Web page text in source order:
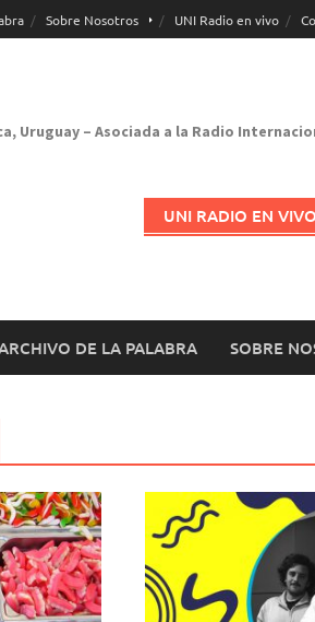
Sobre Nosotros UNI Radio en vivo
Uruguay – Asociada a la Radio
UNI RADIO EN VIVO
DE LA PALABRA SOBRE